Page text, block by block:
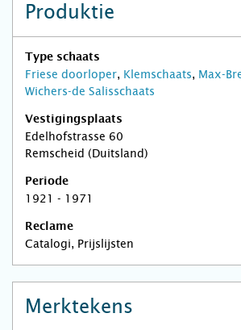
Produktie
Type schaats
Friese doorloper, Klemschaats, Max-
Wichers-de Salisschaats
Vestigingsplaats
Edelhofstrasse 60
Remscheid (Duitsland)
Periode
1921 - 1971
Reclame
Catalogi, Prijslijsten
Merktekens